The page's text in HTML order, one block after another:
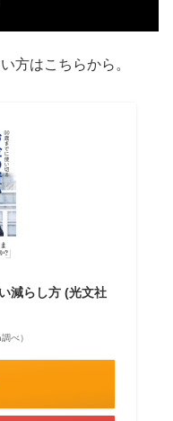
方はこちらから。
減らし方 (光文社
べ）